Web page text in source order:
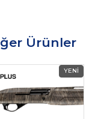
Ürünler